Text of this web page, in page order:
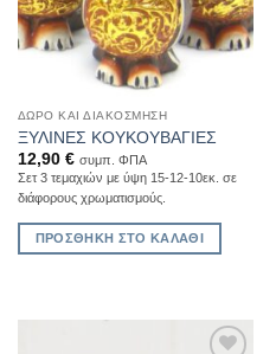
ΔΏΡΟ ΚΑΙ ΔΙΑΚΌΣΜΗΣΗ
ΞΥΛΙΝΕΣ ΚΟΥΚΟΥΒΑΓΙΕΣ
12,90 € συμπ. ΦΠΑ
Σετ 3 τεμαχιών με ύψη 15-12-10εκ. σε
διάφορους χρωματισμούς.
ΠΡΟΣΘΉΚΗ ΣΤΟ ΚΑΛΆΘΙ